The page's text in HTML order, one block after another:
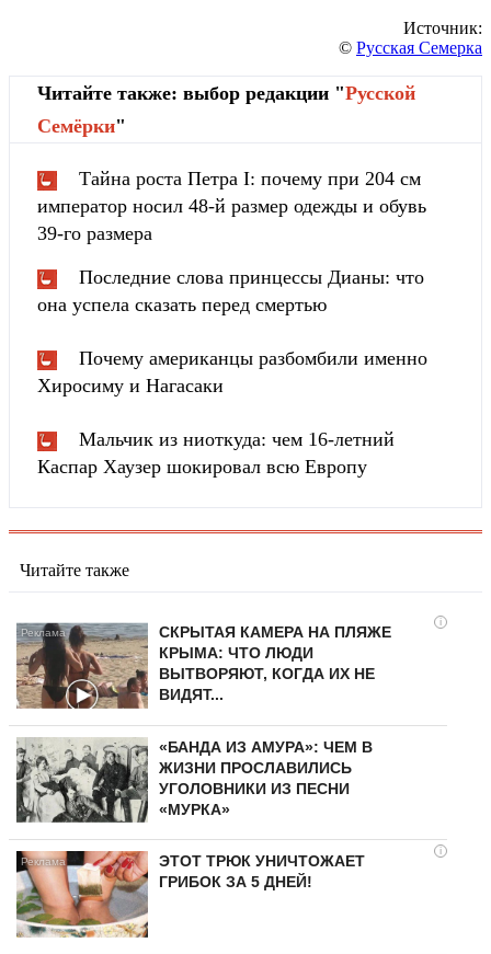
Источник:
© Русская Семерка
Читайте также: выбор редакции "Русской
Cемёрки"
Тайна роста Петра I: почему при 204 см
император носил 48-й размер одежды и обувь
39-го размера
Последние слова принцессы Дианы: что
она успела сказать перед смертью
Почему американцы разбомбили именно
Хиросиму и Нагасаки
Мальчик из ниоткуда: чем 16-летний
Каспар Хаузер шокировал всю Европу
Читайте также
i
СКРЫТАЯ КАМЕРА НА ПЛЯЖЕ
КРЫМА: ЧТО ЛЮДИ
ВЫТВОРЯЮТ, КОГДА ИХ НЕ
ВИДЯТ...
«БАНДА ИЗ АМУРА»: ЧЕМ В
ЖИЗНИ ПРОСЛАВИЛИСЬ
УГОЛОВНИКИ ИЗ ПЕСНИ
«МУРКА»
i
ЭТОТ ТРЮК УНИЧТОЖАЕТ
ГРИБОК ЗА 5 ДНЕЙ!